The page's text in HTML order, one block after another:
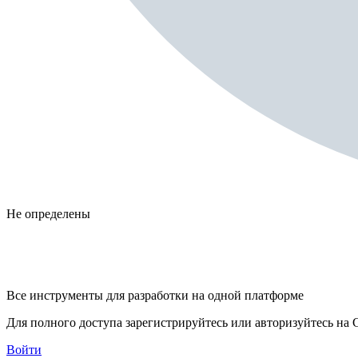
Не определены
Все инструменты для разработки на одной платформе
Для полного доступа зарегистрируйтесь или авторизуйтесь на
Войти